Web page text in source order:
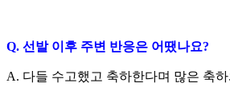
Q. 선발 이후 주변 반응은 어땠나요?
A. 다들 수고했고 축하한다며 많은 축